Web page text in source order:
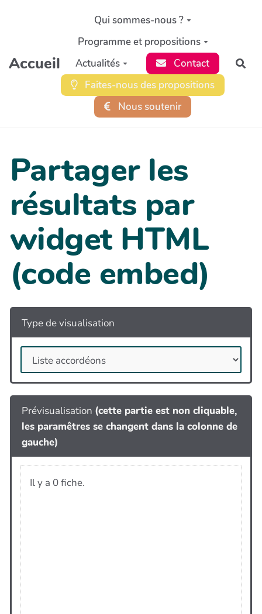
Aller au contenu principal
Accueil
Qui sommes-nous ?
Programme et propositions
Actualités
Contact
Faites-nous des propositions
Nous soutenir
Partager les
résultats par
widget HTML
(code embed)
Type de visualisation
Prévisualisation (cette partie est non cliquable,
les paramêtres se changent dans la colonne de
gauche)